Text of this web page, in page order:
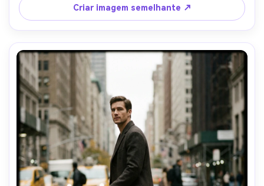
humor romântico editorial, textura realista da pele, olhar
de filme digitalizado com poeira sutil- -ar 4:5
Criar imagem semelhante ↗